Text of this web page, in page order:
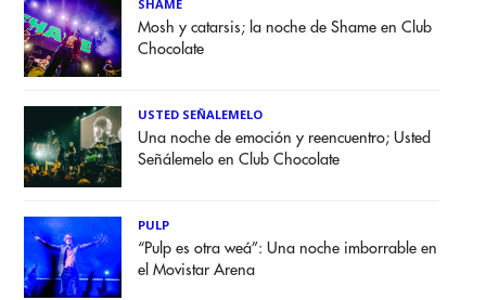
SHAME
Mosh y catarsis; la noche de Shame en Club
Chocolate
USTED SEÑALEMELO
Una noche de emoción y reencuentro; Usted
Señálemelo en Club Chocolate
PULP
“Pulp es otra weá”: Una noche imborrable en
el Movistar Arena